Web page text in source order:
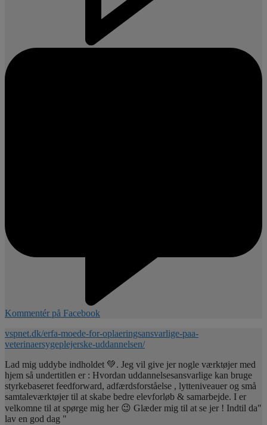
Kommentér på Facebook
vspnet.dk/erfa-moede-for-oplaeringsansvarlige-paa-
veterinaersygeplejerske-uddannelsen/
Lad mig uddybe indholdet 💚. Jeg vil give jer nogle værktøjer med
hjem så undertitlen er : Hvordan uddannelsesansvarlige kan bruge
styrkebaseret feedforward, adfærdsforståelse , lytteniveauer og små
samtaleværktøjer til at skabe bedre elevforløb & samarbejde. I er
velkomne til at spørge mig her 😉 Glæder mig til at se jer ! Indtil da"
lav en god dag "